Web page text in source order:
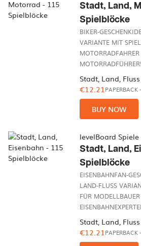
Stadt, Land,
Spielblöcke
BIKER-
VARIANTE MIT
Stadt, Land,
€12.21PAPERBACK-
BUY NOW
levelBoard Spiele
Stadt, Land,
Spielblöcke
EISENBAHNFAN-
LAND-FLUSS
FÜR
Stadt, Land,
€12.21PAPERBACK-